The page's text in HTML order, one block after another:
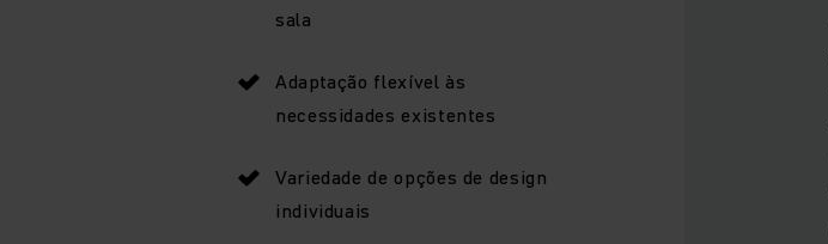
sala
Adaptação flexível às
necessidades existentes
Variedade de opções de design
individuais